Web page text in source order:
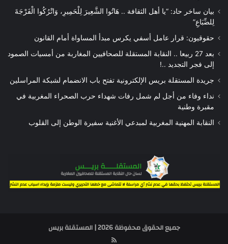
بيان ساخر حاد: “يا أهل الثقافة .. هَاتُوا الشَّعِيرَ لِلْحَمِيرِ، وَاتْرُكُوا الْفَرْجَةَ
لِلضِّبَاعِ”
حقوقيون: قرار عامل أسفي يكرس مبدأ المساواة أمام القانون
بعد 27 ربيعا .. النقابة المستقلة للصحافيين المغاربة من أمسيات الصمود
إلى فجر التجديد ..!
جريدة المستقلة بريس الإلكترونية تفتح باب الانضمام لشبكة المراسلين
نداء وفاء من أجل لم شمل رفات شهداء حرب الصحراء المغربية في
مقبرة وطنية
النقابة المهنية المغربية لمبدعي الأغنية سفيرة الوطن إلى القلوب
جميع الحقوق محفوظة 2026 | المستقلة بريس
RSS